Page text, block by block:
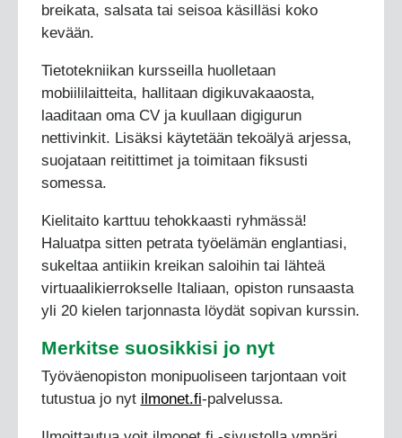
breikata, salsata tai seisoa käsilläsi koko
kevään.
Tietotekniikan kursseilla huolletaan
mobiililaitteita, hallitaan digikuvakaaosta,
laaditaan oma CV ja kuullaan digigurun
nettivinkit. Lisäksi käytetään tekoälyä arjessa,
suojataan reitittimet ja toimitaan fiksusti
somessa.
Kielitaito karttuu tehokkaasti ryhmässä!
Haluatpa sitten petrata työelämän englantiasi,
sukeltaa antiikin kreikan saloihin tai lähteä
virtuaalikierrokselle Italiaan, opiston runsaasta
yli 20 kielen tarjonnasta löydät sopivan kurssin.
Merkitse suosikkisi jo nyt
Työväenopiston monipuoliseen tarjontaan voit
tutustua jo nyt ilmonet.fi-palvelussa.